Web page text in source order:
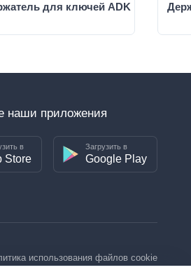
для ключей ADK
наши приложения
в
Store
Загрузить в
Google Play
использования файлов cookie